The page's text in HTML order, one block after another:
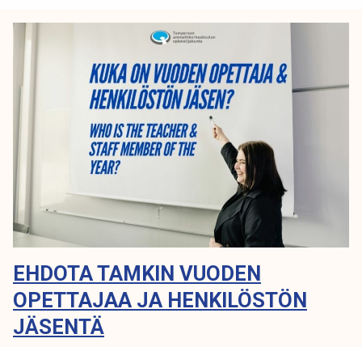
u
j
a
k
u
n
t
L
Ö
S
T
Ö
a
l
n
n
a
n
EHDOTA TAMKIN VUODEN
OPETTAJAA JA HENKILÖSTÖN
JÄSENTÄ